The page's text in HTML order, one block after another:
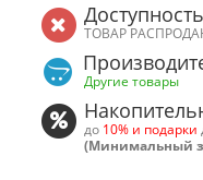
ТОВАР
Другие товары
до 10% и подарки
(Минимальный